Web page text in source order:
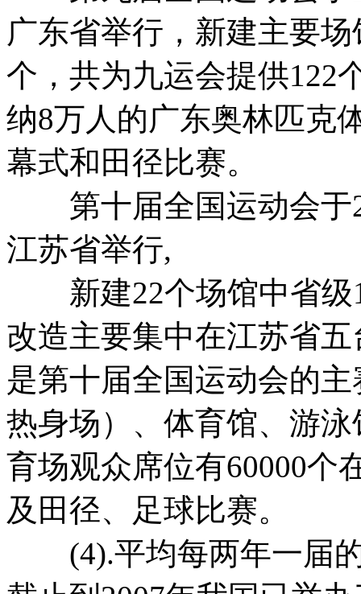
广东省举行，新建主要
个，共为九运会提供122
纳8万人的广东奥林匹克
幕式和田径比赛。
第十届全国运动会于
江苏省举行,
新建22个场馆中省级
改造主要集中在江苏省
是第十届全国运动会的
热身场）、体育馆、游
育场观众席位有60000个
及田径、足球比赛。
(4).平均每两年一届